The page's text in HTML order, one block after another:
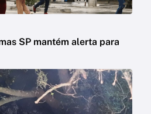
SP mantém alerta para